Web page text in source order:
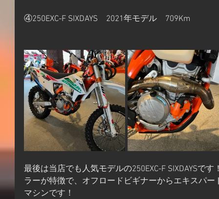
④250EXC-F SIXDAYS　2021年モデル　709Km
最後は当店でも人気モデルの250EXC-F SIXDAYSで
ラーが特徴で、オフロードビギナーからエキスパ
マシンです！